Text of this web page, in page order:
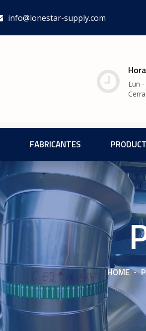
info@lonestar-supply.com
Lun
FABRICANTES
HOME